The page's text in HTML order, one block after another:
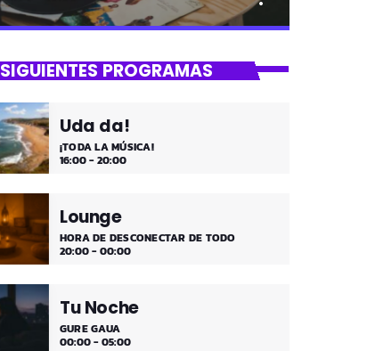
Mi Remember
medios días y comienzo de tarde de los
fines de semana, de 2 a 4. ¡Disfruta!
SIGUIENTES PROGRAMAS
Uda da!
¡TODA LA MÚSICA!
16:00 - 20:00
Lounge
HORA DE DESCONECTAR DE TODO
20:00 - 00:00
Tu Noche
GURE GAUA
00:00 - 05:00